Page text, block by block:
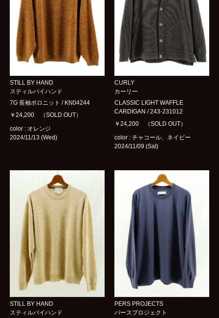
STILL BY HAND
スティルバイハンド
7G 長袖ポロニット / KN04244
￥24,200 （SOLD OUT）
color : オレンジ
2024/11/13 (Wed)
CURLY
カーリー
CLASSIC LIGHT WAFFLE
CARDIGAN / 243-231012
￥24,200 （SOLD OUT）
color : チャコール、ネイビー
2024/11/09 (Sat)
STILL BY HAND
スティルバイハンド
PERS PROJECTS
パースプロジェクト